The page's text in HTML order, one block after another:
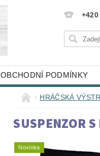
OBCHODNÍ PODMÍNKY
HRÁČSKÁ
SUSPENZOR
Novinka